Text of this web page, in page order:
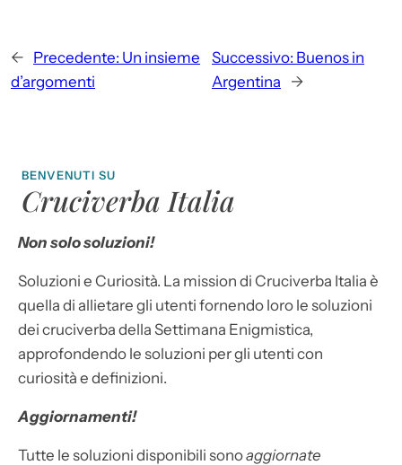
← Precedente: Un insieme
d’argomenti
Successivo: Buenos in
Argentina
→
BENVENUTI SU
Cruciverba Italia
Non solo soluzioni!
Soluzioni e Curiosità. La mission di Cruciverba Italia è
quella di allietare gli utenti fornendo loro le soluzioni
dei cruciverba della Settimana Enigmistica,
approfondendo le soluzioni per gli utenti con
curiosità e definizioni.
Aggiornamenti!
Tutte le soluzioni disponibili sonoaggiornate